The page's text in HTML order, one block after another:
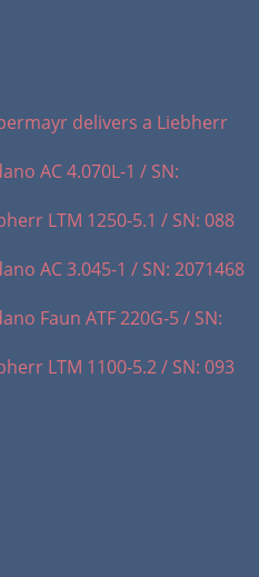
delivers a Liebherr
AC 4.070L-1 / SN:
LTM 1250-5.1 / SN: 088
AC 3.045-1 / SN: 2071468
Faun ATF 220G-5 / SN:
LTM 1100-5.2 / SN: 093